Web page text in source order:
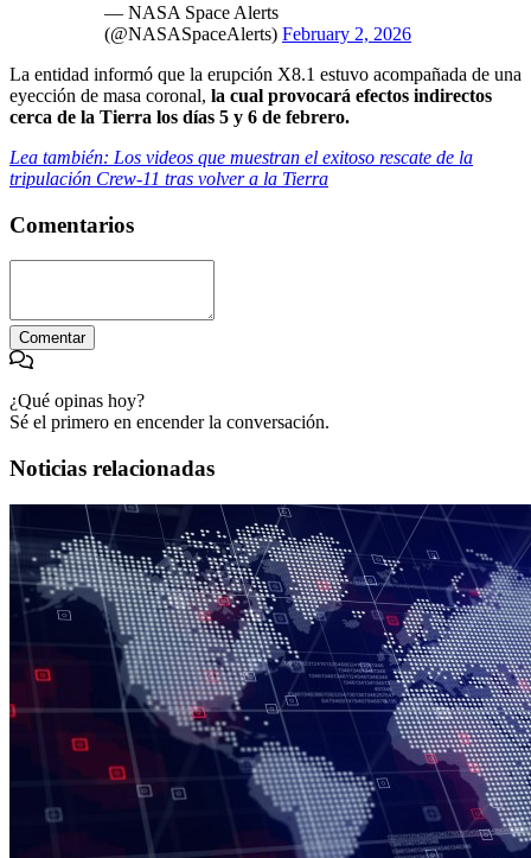
— NASA Space Alerts
(@NASASpaceAlerts) February 2, 2026
La entidad informó que la erupción X8.1 estuvo acompañada de una
eyección de masa coronal, la cual provocará efectos indirectos
cerca de la Tierra los días 5 y 6 de febrero.
Lea también: Los videos que muestran el exitoso rescate de la
tripulación Crew-11 tras volver a la Tierra
Comentarios
Comentar
¿Qué opinas hoy?
Sé el primero en encender la conversación.
Noticias relacionadas